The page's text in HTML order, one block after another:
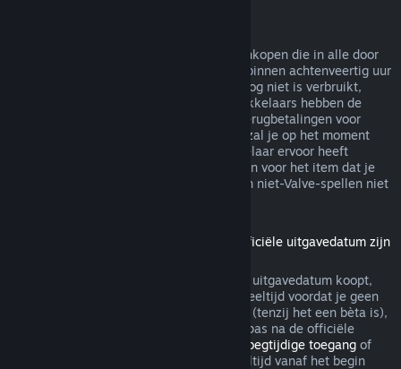
Steam biedt terugbetalingen aan voor aankopen die in alle door
Valve ontwikkelde spellen zijn gemaakt, binnen achtenveertig uur
na aankoop, zolang het item in het spel nog niet is verbruikt,
gewijzigd of overgedragen. Andere ontwikkelaars hebben de
mogelijkheid op deze voorwaarden ook terugbetalingen voor
items in hun spel in te schakelen. Steam zal je op het moment
van aankoop vertellen of de spelontwikkelaar ervoor heeft
gekozen om terugbetalingen aan te bieden voor het item dat je
koopt. Anders zijn aankopen in het spel in niet-Valve-spellen niet
Terugbetalingen voor titels die vóór de officiële uitgavedatum zijn
Als je een titel op Steam vóór de officiële uitgavedatum koopt,
geldt de limiet van maximaal twee uur speeltijd voordat je geen
recht meer hebt op een terugbetaling wel (tenzij het een bèta is),
maar de bedenktijd van 14 dagen begint pas na de officiële
Vroegtijdige toegangof
koopt, telt alle speeltijd vanaf het begin